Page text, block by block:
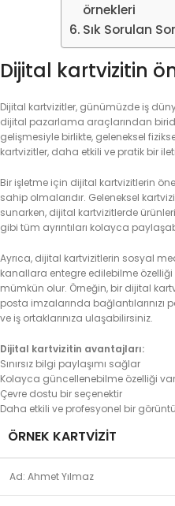
örnekleri
Sık Sorulan
Dijital kartvizitin
Dijital kartvizitler, günümüzde iş
dijital pazarlama araçlarından
gelişmesiyle birlikte, geleneksel
kartvizitler, daha etkili ve pratik bir
Bir işletme için dijital kartvizitlerin
sahip olmalarıdır. Geleneksel
sunarken, dijital kartvizitlerde
gibi tüm ayrıntıları kolayca
Ayrıca, dijital kartvizitlerin sosyal
kanallara entegre edilebilme
mümkün olur. Örneğin, bir dijital
posta imzalarında
ve iş ortaklarınıza ulaşabilirsiniz.
Dijital kartvizitin avantajları:
Sınırsız bilgi paylaşımı sağlar
Kolayca güncellenebilme özelliği
Çevre dostu bir seçenektir
Daha etkili ve profesyonel bir
ÖRNEK KARTVIZIT
Ad: Ahmet Yılmaz